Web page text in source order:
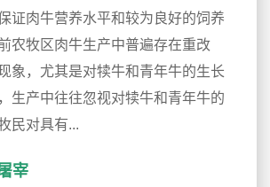
证肉牛营养水平和较为良好的饲养
农牧区肉牛生产中普遍存在重改
象，尤其是对犊牛和青年牛的生长
生产中往往忽视对犊牛和青年牛的
民对具有...
宰